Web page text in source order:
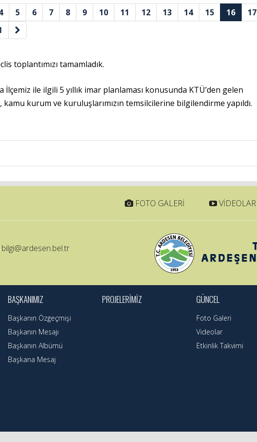
5 6 7 8 9 10 11 12 13 14 15 16
17
toplantımızı tamamladık.
İlçemiz ile ilgili 5 yıllık imar planlaması konusunda KTÜ’den gelen
kurum ve kuruluşlarımızın temsilcilerine bilgilendirme yapıldı.
VİDEOLAR
FOTO GALERİ
bilgi@ardesen.bel.tr
BAŞKANIMIZ
Başkanın Özgeçmişi
Başkanın Mesajı
Başkanın Albümü
Başkana Mesaj
PROJELERİMİZ GÜNCEL
Foto Galeri
Videolar
Etkinlik Takvimi